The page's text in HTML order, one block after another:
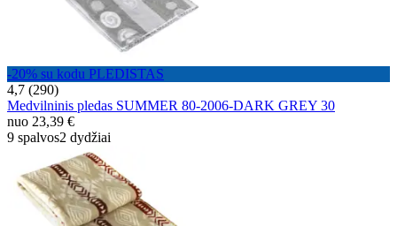
-20% su kodu PLEDISTAS
4,7 (290)
Medvilninis pledas SUMMER 80-2006-DARK GREY 30
nuo 23,39 €
9 spalvos2 dydžiai